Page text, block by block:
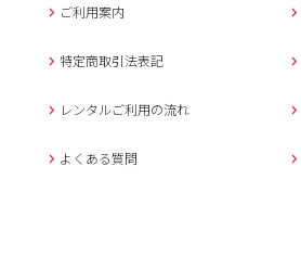
メールでのお問い合わせ
キャンセルについて
ご利用案内
特定商取引法表記
レンタルご利用の流れ
よくある質問